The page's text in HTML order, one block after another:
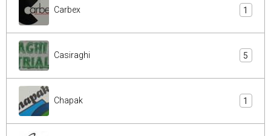
Carbex 1
Casiraghi 5
Chapak 1